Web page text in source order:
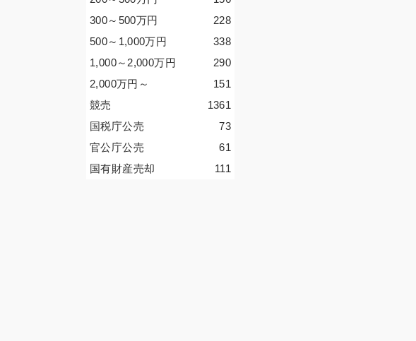
228
300～500万円
338
500～1,000万円
290
1,000～2,000万円
151
2,000万円 ～
1361
競売
73
国税庁公売
61
官公庁公売
111
国有財産売却